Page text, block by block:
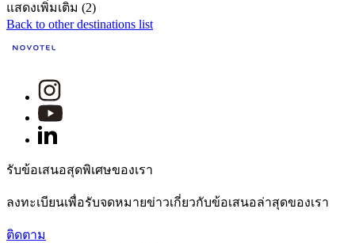
แสดงเพิ่มเติม (2)
Back to other destinations list
รับข้อเสนอสุดพิเศษของเรา
ลงทะเบียนเพื่อรับจดหมายข่าวเกี่ยวกับข้อเสนอล่าสุดของเรา
ติดตาม